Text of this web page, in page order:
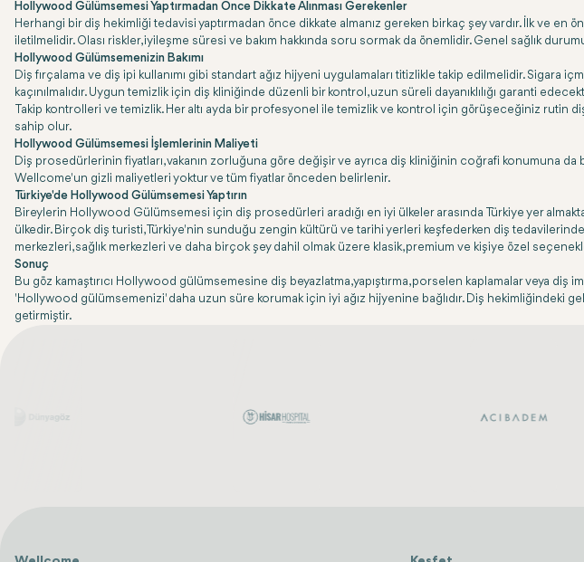
Hollywood Gülümsemesi Yaptırmadan Önce Dikkate Alınması Gerekenler
Herhangi bir diş hekimliği tedavisi yaptırmadan önce dikkate almanız gereken birkaç şey vardır. İlk ve
iletilmelidir. Olası riskler, iyileşme süresi ve bakım hakkında soru sormak da önemlidir. Genel sağlık
Hollywood Gülümsemenizin Bakımı
Diş fırçalama ve diş ipi kullanımı gibi standart ağız hijyeni uygulamaları titizlikle takip edilmelidir. Sigara
kaçınılmalıdır. Uygun temizlik için diş kliniğinde düzenli bir kontrol, uzun süreli dayanıklılığı garanti
Takip kontrolleri ve temizlik. Her altı ayda bir profesyonel ile temizlik ve kontrol için görüşeceğiniz rutin
sahip olur.
Hollywood Gülümsemesi İşlemlerinin Maliyeti
Diş prosedürlerinin fiyatları, vakanın zorluğuna göre değişir ve ayrıca diş kliniğinin coğrafi konumuna da
Wellcome'un gizli maliyetleri yoktur ve tüm fiyatlar önceden belirlenir.
Türkiye'de Hollywood Gülümsemesi Yaptırın
Bireylerin Hollywood Gülümsemesi için diş prosedürleri aradığı en iyi ülkeler arasında Türkiye yer
ülkedir. Birçok diş turisti, Türkiye'nin sunduğu zengin kültürü ve tarihi yerleri keşfederken diş
merkezleri, sağlık merkezleri ve daha birçok şey dahil olmak üzere klasik, premium ve kişiye özel
Sonuç
Bu göz kamaştırıcı Hollywood gülümsemesine diş beyazlatma, yapıştırma, porselen kaplamalar veya
'Hollywood gülümsemenizi' daha uzun süre korumak için iyi ağız hijyenine bağlıdır. Diş
getirmiştir.